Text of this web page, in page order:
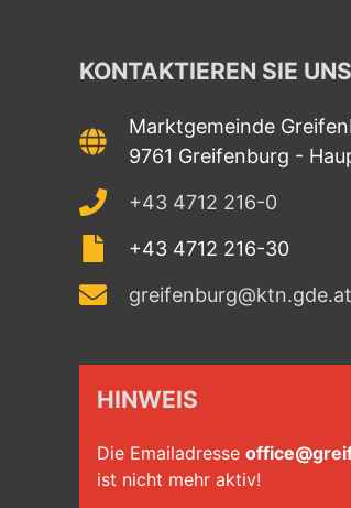
KONTAKTIEREN SIE UNS
Marktgemeinde
9761 Greifenburg -
+43 4712 216-0
+43 4712 216-30
greifenburg@ktn.gde.at
HINWEIS
Die Emailadresse
ist nicht mehr aktiv!